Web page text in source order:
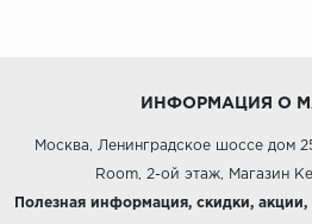
ИНФОРМАЦИЯ О
Москва, Ленинградское шоссе дом
Room, 2-ой этаж, Магазин
Полезная информация, скидки,